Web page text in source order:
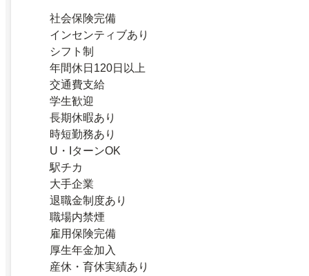
社会保険完備
インセンティブあり
シフト制
年間休日120日以上
交通費支給
学生歓迎
長期休暇あり
時短勤務あり
U・IターンOK
駅チカ
大手企業
退職金制度あり
職場内禁煙
雇用保険完備
厚生年金加入
産休・育休実績あり